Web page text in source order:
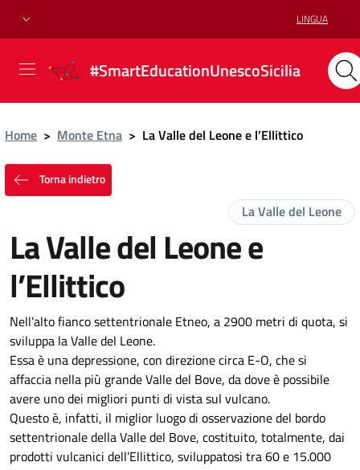
LINGUA
#SmartEducationUnescoSicilia
Home > Monte Etna > La Valle del Leone e l’Ellittico
Torna indietro
La Valle del Leone
La Valle del Leone e
l’Ellittico
Nell’alto fianco settentrionale Etneo, a 2900 metri di quota, si
sviluppa la Valle del Leone.
Essa è una depressione, con direzione circa E-O, che si
affaccia nella più grande Valle del Bove, da dove è possibile
avere uno dei migliori punti di vista sul vulcano.
Questo è, infatti, il miglior luogo di osservazione del bordo
settentrionale della Valle del Bove, costituito, totalmente, dai
prodotti vulcanici dell’Ellittico, sviluppatosi tra 60 e 15.000